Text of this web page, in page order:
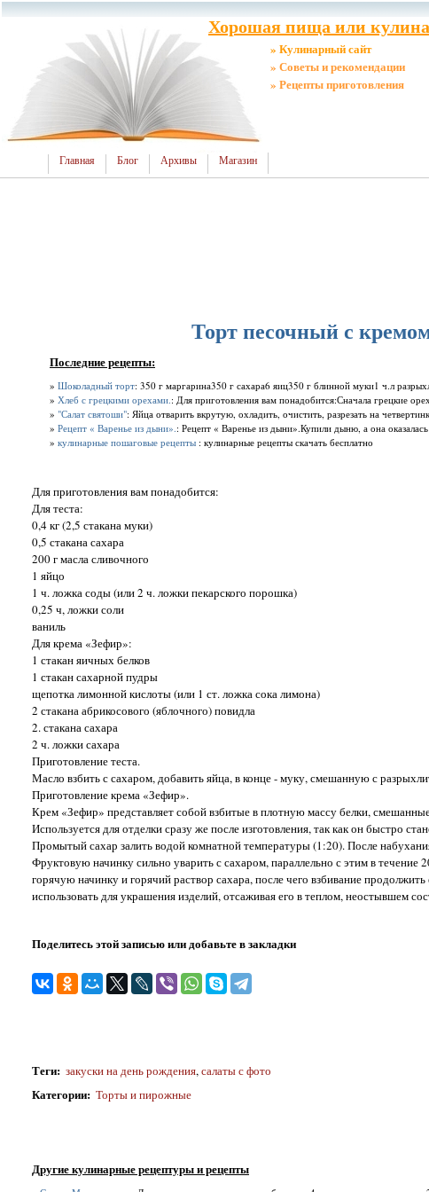
Хорошая пища или
» Кулинарный сайт
» Советы и рекомендации
» Рецепты приготовления
Главная Блог Архивы Магазин
Торт песочный с
Последние рецепты:
» Шоколадный торт: 350 г маргарина350 г сахара6 яиц350 г блинной муки1 ч.л
» Хлеб с грецкими орехами. : Для приготовления вам понадобится:Сначала грецкие
» "Салат святоши": Яйца отварить вкрутую, охладить, очистить, разрезать на
» Рецепт « Варенье из дыни». : Рецепт « Варенье из дыни».Купили дыню, а она
» кулинарные пошаговые рецепты : кулинарные рецепты скачать бесплатно
Для приготовления вам понадобится:
Для теста:
0,4 кг (2,5 стакана муки)
0,5 стакана сахара
200 г масла сливочного
1 яйцо
1 ч. ложка соды (или 2 ч. ложки пекарского порошка)
0,25 ч, ложки соли
ваниль
Для крема «Зефир»:
1 стакан яичных белков
1 стакан сахарной пудры
щепотка лимонной кислоты (или 1 ст. ложка сока лимона)
2 стакана абрикосового (яблочного) повидла
2. стакана сахара
2 ч. ложки сахара
Приготовление теста.
Масло взбить с сахаром, добавить яйца, в конце - муку, смешанную с
Приготовление крема «Зефир».
Крем «Зефир» представляет собой взбитые в плотную массу белки,
Используется для отделки сразу же после изготовления, так как он быстро
Промытый сахар залить водой комнатной температуры (1:20). После
Фруктовую начинку сильно уварить с сахаром, параллельно с этим в течение
горячую начинку и горячий раствор сахара, после чего взбивание
использовать для украшения изделий, отсаживая его в теплом, неостывшем
Поделитесь этой записью или добавьте в закладки
Теги: закуски на день рождения,салаты с фото
Категории: Торты и пирожные
Другие кулинарные рецептуры и рецепты